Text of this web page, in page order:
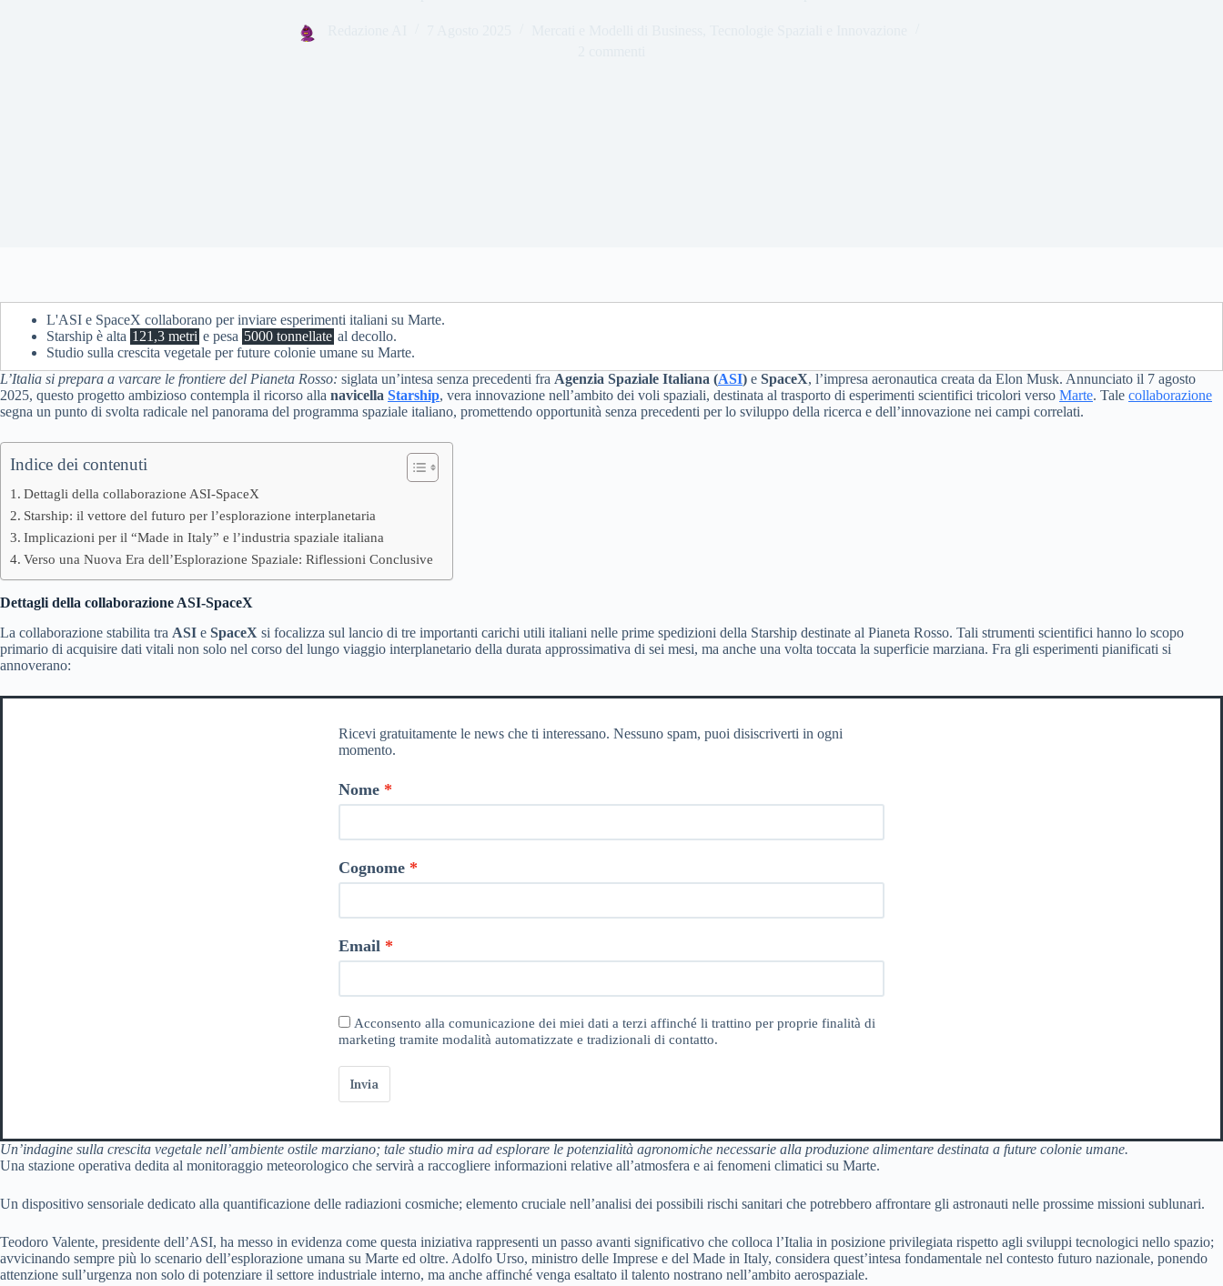
L'ASI e SpaceX collaborano per inviare esperimenti italiani su Marte.
Starship è alta 121,3 metri e pesa 5000 tonnellate al decollo.
Studio sulla crescita vegetale per future colonie umane su Marte.
L’Italia si prepara a varcare le frontiere del Pianeta Rosso: siglata un’intesa senza precedenti fra Agenzia Spaziale Italiana (ASI) e SpaceX, l’impresa aeronautica creata da Elon Musk. Annunciato il 7 agosto
2025, questo progetto ambizioso contempla il ricorso alla navicella Starship, vera innovazione nell’ambito dei voli spaziali, destinata al trasporto di esperimenti scientifici tricolori verso Marte. Tale collaborazione
segna un punto di svolta radicale nel panorama del programma spaziale italiano, promettendo opportunità senza precedenti per lo sviluppo della ricerca e dell’innovazione nei campi correlati.
Indice dei contenuti
Dettagli della collaborazione ASI-SpaceX
Starship: il vettore del futuro per l’esplorazione interplanetaria
Implicazioni per il “Made in Italy” e l’industria spaziale italiana
Verso una Nuova Era dell’Esplorazione Spaziale: Riflessioni Conclusive
Dettagli della collaborazione ASI-SpaceX
La collaborazione stabilita tra ASI e SpaceX si focalizza sul lancio di tre importanti carichi utili italiani nelle prime spedizioni della Starship destinate al Pianeta Rosso. Tali strumenti scientifici hanno lo scopo
primario di acquisire dati vitali non solo nel corso del lungo viaggio interplanetario della durata approssimativa di sei mesi, ma anche una volta toccata la superficie marziana. Fra gli esperimenti pianificati si
annoverano:
Ricevi gratuitamente le news che ti interessano. Nessuno spam, puoi disiscriverti in ogni
momento.
Nome
Cognome
Email
Acconsento alla comunicazione dei miei dati a terzi affinché li trattino per proprie finalità di
marketing tramite modalità automatizzate e tradizionali di contatto.
Invia
Un’indagine sulla crescita vegetale nell’ambiente ostile marziano; tale studio mira ad esplorare le potenzialità agronomiche necessarie alla produzione alimentare destinata a future colonie umane.
Una stazione operativa dedita al monitoraggio meteorologico che servirà a raccogliere informazioni relative all’atmosfera e ai fenomeni climatici su Marte.
Un dispositivo sensoriale dedicato alla quantificazione delle radiazioni cosmiche; elemento cruciale nell’analisi dei possibili rischi sanitari che potrebbero affrontare gli astronauti nelle prossime missioni sublunari.
Teodoro Valente, presidente dell’ASI, ha messo in evidenza come questa iniziativa rappresenti un passo avanti significativo che colloca l’Italia in posizione privilegiata rispetto agli sviluppi tecnologici nello spazio;
avvicinando sempre più lo scenario dell’esplorazione umana su Marte ed oltre. Adolfo Urso, ministro delle Imprese e del Made in Italy, considera quest’intesa fondamentale nel contesto futuro nazionale, ponendo
attenzione sull’urgenza non solo di potenziare il settore industriale interno, ma anche affinché venga esaltato il talento nostrano nell’ambito aerospaziale.